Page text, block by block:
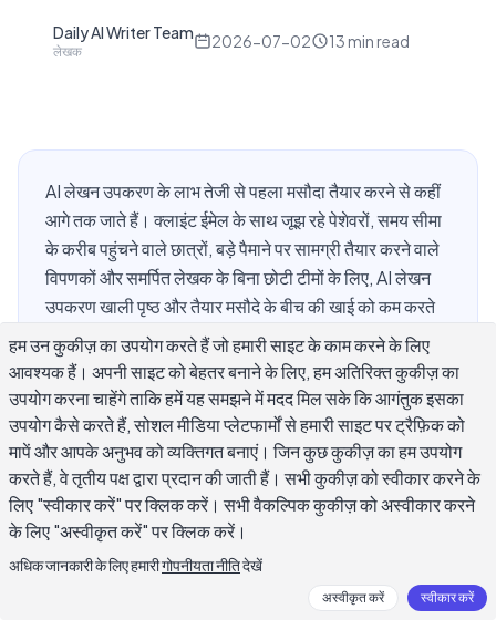
Daily AI Writer Team
लेखक
2026-07-02 13 min read
AI लेखन उपकरण के लाभ तेजी से पहला मसौदा तैयार करने से कहीं
आगे तक जाते हैं। क्लाइंट ईमेल के साथ जूझ रहे पेशेवरों, समय सीमा
के करीब पहुंचने वाले छात्रों, बड़े पैमाने पर सामग्री तैयार करने वाले
विपणकों और समर्पित लेखक के बिना छोटी टीमों के लिए, AI लेखन
उपकरण खाली पृष्ठ और तैयार मसौदे के बीच की खाई को कम करते
हैं, जबकि बढ़ती मात्रा में गुणवत्ता बनाए रखते हैं। यह मार्गदर्शिका
कवर करती है कि AI लेखन उपकरण स्पष्ट रिटर्न कहां देते हैं, विभिन्न
उपयोगकर्ता दैनिक कार्यप्रवाह में उन्हें कैसे लागू करते हैं, और यह
मापने के लिए कि निवेश वास्तव में भुगतान कर रहा है या नहीं, साथ ही
AI लेखन उपकरण को जिम्मेदारी से अपनाने के लिए एक रूपरेखा।
AI लेखन उपकरण के मुख्य लाभ क्या हैं?
AI लेखन उपकरण के लाभ लेखन दिवस के उन हिस्सों में सबसे तेजी से दिखाई
हम उन कुकीज़ का उपयोग करते हैं जो हमारी साइट के काम करने के लिए
आवश्यक हैं। अपनी साइट को बेहतर बनाने के लिए, हम अतिरिक्त कुकीज़ का
उपयोग करना चाहेंगे ताकि हमें यह समझने में मदद मिल सके कि आगंतुक इसका
उपयोग कैसे करते हैं, सोशल मीडिया प्लेटफार्मों से हमारी साइट पर ट्रैफ़िक को
मापें और आपके अनुभव को व्यक्तिगत बनाएं। जिन कुछ कुकीज़ का हम उपयोग
करते हैं, वे तृतीय पक्ष द्वारा प्रदान की जाती हैं। सभी कुकीज़ को स्वीकार करने के
लिए "स्वीकार करें" पर क्लिक करें। सभी वैकल्पिक कुकीज़ को अस्वीकार करने
के लिए "अस्वीकृत करें" पर क्लिक करें।
अधिक जानकारी के लिए हमारीगोपनीयता नीतिदेखें
अस्वीकृत करें स्वीकार करें